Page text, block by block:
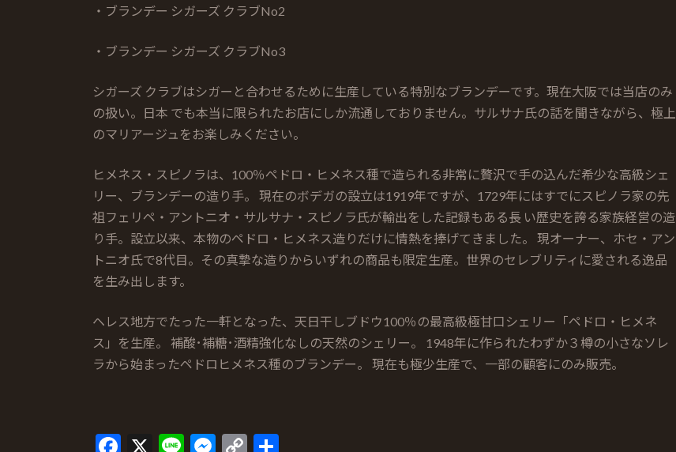
・ブランデー シガーズ クラブNo2
・ブランデー シガーズ クラブNo3
シガーズ クラブはシガーと合わせるために生産している特別なブランデーです。現在大阪では当店のみ
の扱い。日本 でも本当に限られたお店にしか流通しておりません。サルサナ氏の話を聞きながら、極上
のマリアージュをお楽しみください。
ヒメネス・スピノラは、100％ペドロ・ヒメネス種で造られる非常に贅沢で手の込んだ希少な高級シェ
リー、ブランデーの造り手。 現在のボデガの設立は1919年ですが、1729年にはすでにスピノラ家の先
祖フェリペ・アントニオ・サルサナ・スピノラ氏が輸出をした記録もある長 い歴史を誇る家族経営の造
り手。設立以来、本物のペドロ・ヒメネス造りだけに情熱を捧げてきました。 現オーナー、ホセ・アン
トニオ氏で8代目。その真摯な造りからいずれの商品も限定生産。世界のセレブリティに愛される逸品
を生み出します。
ヘレス地方でたった一軒となった、天日干しブドウ100％の最高級極甘口シェリー「ペドロ・ヒメネ
ス」を生産。 補酸･補糖･酒精強化なしの天然のシェリー。 1948年に作られたわずか３樽の小さなソレ
ラから始まったペドロヒメネス種のブランデー。 現在も極少生産で、一部の顧客にのみ販売。
F
X
Li M C